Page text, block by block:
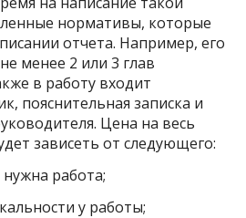
нормативы, которые
отчета. Например, его
менее 2 или 3 глав
в работу входит
пояснительная записка и
Цена на весь
зависеть от следующего:
работа;
у работы;